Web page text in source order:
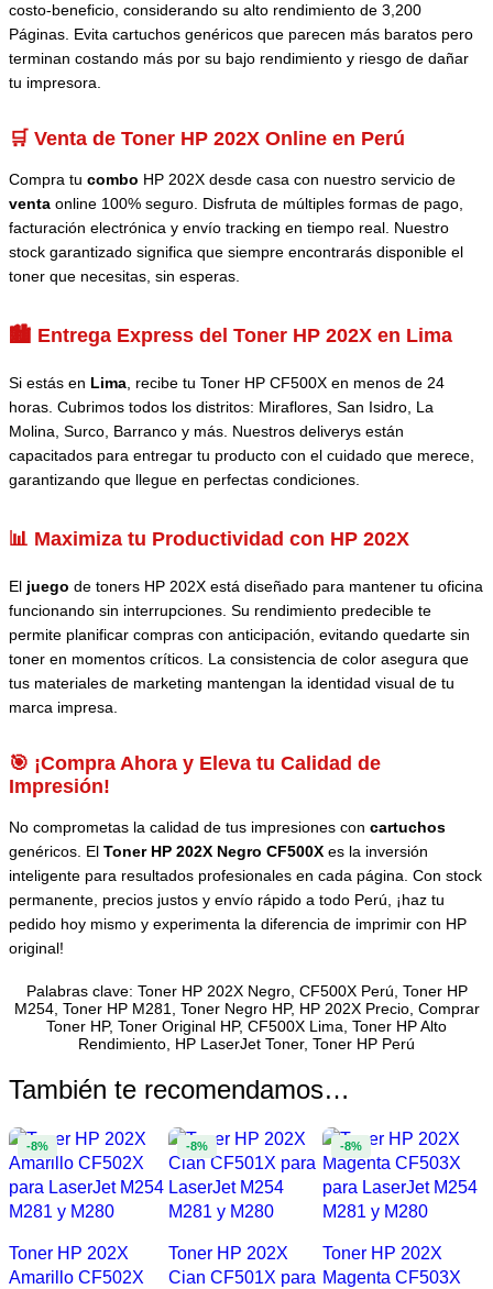
costo-beneficio, considerando su alto rendimiento de 3,200
Páginas. Evita cartuchos genéricos que parecen más baratos pero
terminan costando más por su bajo rendimiento y riesgo de dañar
tu impresora.
🛒 Venta de Toner HP 202X Online en Perú
Compra tu combo HP 202X desde casa con nuestro servicio de
venta online 100% seguro. Disfruta de múltiples formas de pago,
facturación electrónica y envío tracking en tiempo real. Nuestro
stock garantizado significa que siempre encontrarás disponible el
toner que necesitas, sin esperas.
🏙️ Entrega Express del Toner HP 202X en Lima
Si estás en Lima, recibe tu Toner HP CF500X en menos de 24
horas. Cubrimos todos los distritos: Miraflores, San Isidro, La
Molina, Surco, Barranco y más. Nuestros deliverys están
capacitados para entregar tu producto con el cuidado que merece,
garantizando que llegue en perfectas condiciones.
📊 Maximiza tu Productividad con HP 202X
El juego de toners HP 202X está diseñado para mantener tu oficina
funcionando sin interrupciones. Su rendimiento predecible te
permite planificar compras con anticipación, evitando quedarte sin
toner en momentos críticos. La consistencia de color asegura que
tus materiales de marketing mantengan la identidad visual de tu
marca impresa.
🎯 ¡Compra Ahora y Eleva tu Calidad de
Impresión!
No comprometas la calidad de tus impresiones con cartuchos
genéricos. El Toner HP 202X Negro CF500X es la inversión
inteligente para resultados profesionales en cada página. Con stock
permanente, precios justos y envío rápido a todo Perú, ¡haz tu
pedido hoy mismo y experimenta la diferencia de imprimir con HP
original!
Palabras clave: Toner HP 202X Negro, CF500X Perú, Toner HP
M254, Toner HP M281, Toner Negro HP, HP 202X Precio, Comprar
Toner HP, Toner Original HP, CF500X Lima, Toner HP Alto
Rendimiento, HP LaserJet Toner, Toner HP Perú
También te recomendamos…
Toner HP 202X
Amarillo CF502X
-8%
Toner HP 202X
Cian CF501X para
-8%
Toner HP 202X
Magenta CF503X
-8%